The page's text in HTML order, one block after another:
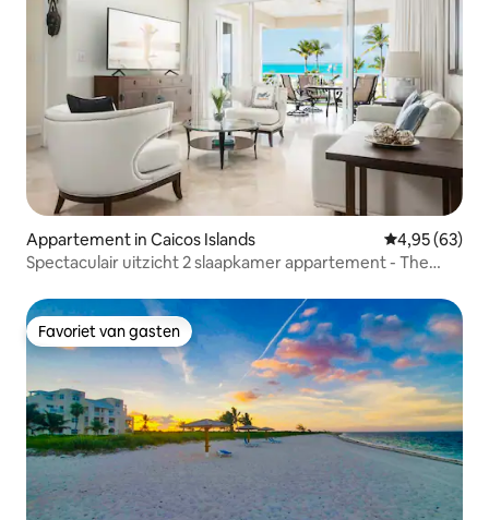
Appartement in Caicos Islands Gemiddelde
4,95 (63)
Spectaculair uitzicht 2 slaapkamer appartement - The
Favoriet van gasten
Favoriet van gasten